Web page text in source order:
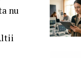
nu